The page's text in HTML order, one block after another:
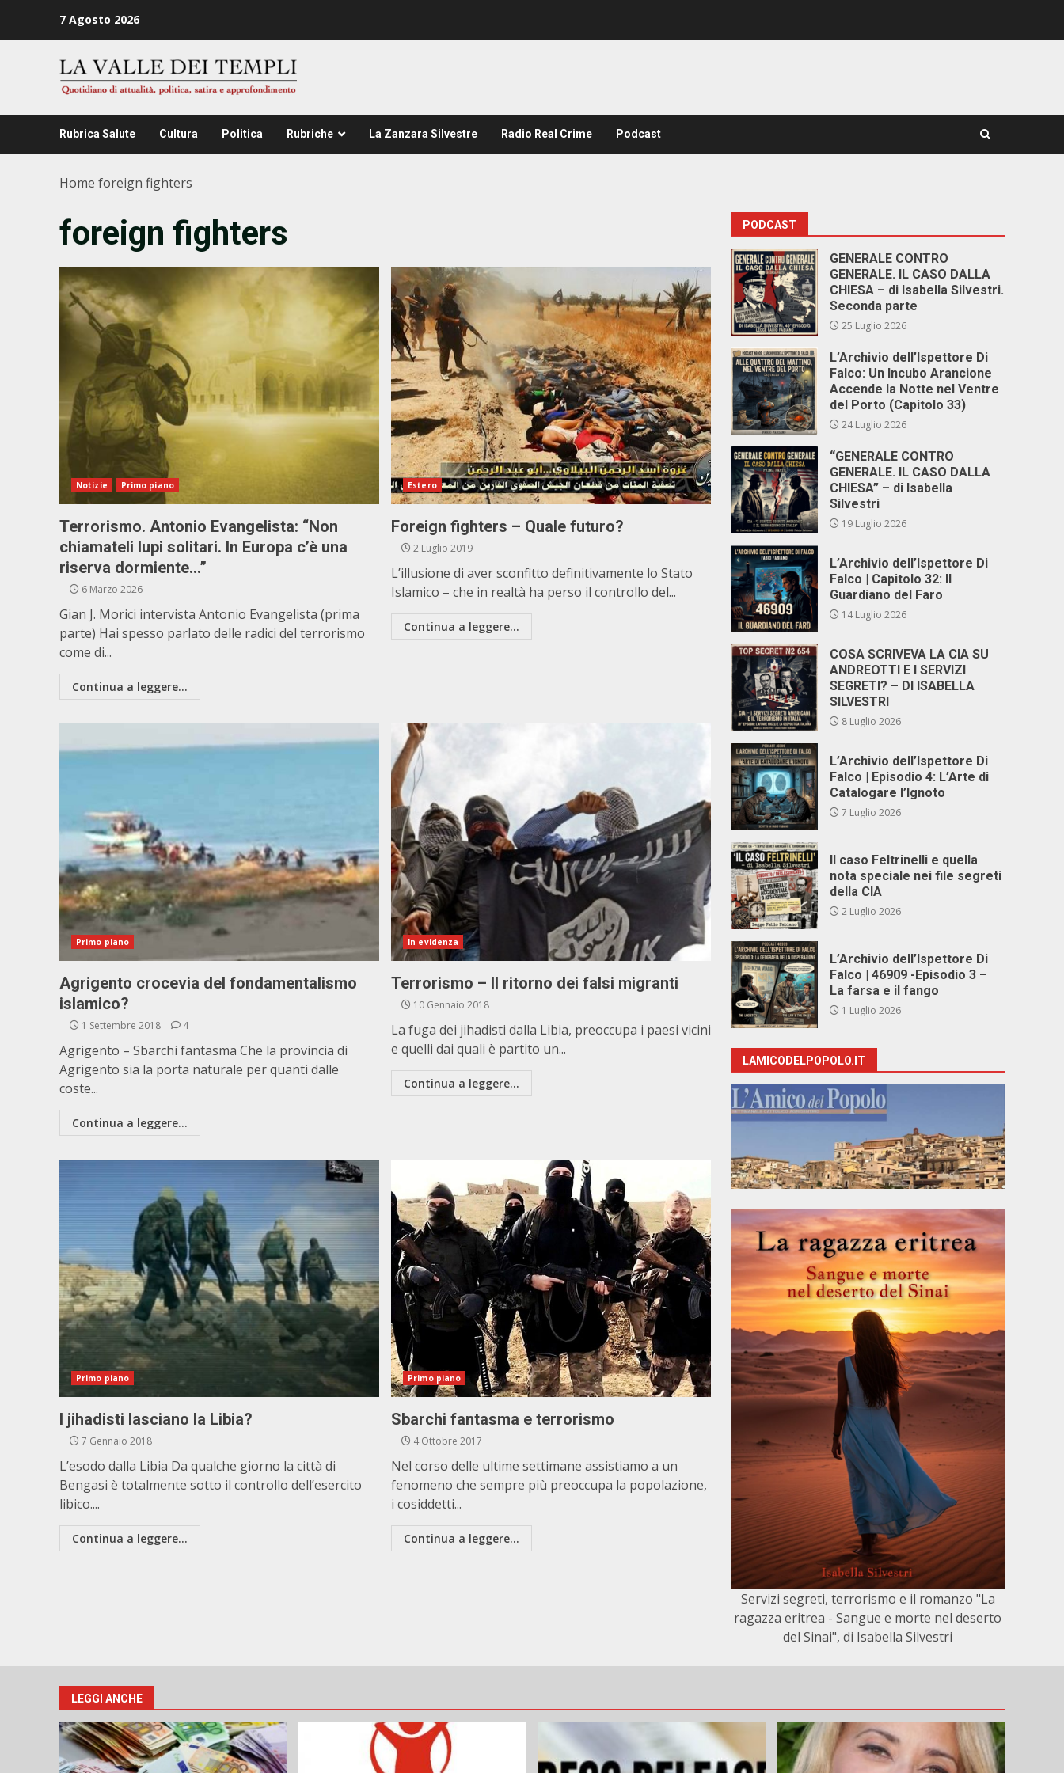
7 Agosto 2026
Rubrica Salute Cultura Politica Rubriche La Zanzara Silvestre Radio Real Crime Podcast
Home foreign fighters
foreign fighters
Notizie Primo piano
Terrorismo. Antonio Evangelista: “Non
chiamateli lupi solitari. In Europa c’è una
riserva dormiente…”
6 Marzo 2026
Gian J. Morici intervista Antonio Evangelista (prima
parte) Hai spesso parlato delle radici del terrorismo
come di...
Continua a leggere...
Estero
Foreign fighters – Quale futuro?
2 Luglio 2019
L’illusione di aver sconfitto definitivamente lo Stato
Islamico – che in realtà ha perso il controllo del...
Continua a leggere...
Primo piano
Agrigento crocevia del fondamentalismo
islamico?
1 Settembre 2018 4
Agrigento – Sbarchi fantasma Che la provincia di
Agrigento sia la porta naturale per quanti dalle
coste...
Continua a leggere...
In evidenza
Terrorismo – Il ritorno dei falsi migranti
10 Gennaio 2018
La fuga dei jihadisti dalla Libia, preoccupa i paesi vicini
e quelli dai quali è partito un...
Continua a leggere...
Primo piano
I jihadisti lasciano la Libia?
7 Gennaio 2018
L’esodo dalla Libia Da qualche giorno la città di
Bengasi è totalmente sotto il controllo dell’esercito
libico....
Continua a leggere...
Primo piano
Sbarchi fantasma e terrorismo
4 Ottobre 2017
Nel corso delle ultime settimane assistiamo a un
fenomeno che sempre più preoccupa la popolazione,
i cosiddetti...
Continua a leggere...
PODCAST
GENERALE CONTRO
GENERALE. IL CASO DALLA
CHIESA – di Isabella Silvestri.
Seconda parte
25 Luglio 2026
L’Archivio dell’Ispettore Di
Falco: Un Incubo Arancione
Accende la Notte nel Ventre
del Porto (Capitolo 33)
24 Luglio 2026
“GENERALE CONTRO
GENERALE. IL CASO DALLA
CHIESA” – di Isabella
Silvestri
19 Luglio 2026
L’Archivio dell’Ispettore Di
Falco | Capitolo 32: Il
Guardiano del Faro
14 Luglio 2026
COSA SCRIVEVA LA CIA SU
ANDREOTTI E I SERVIZI
SEGRETI? – DI ISABELLA
SILVESTRI
8 Luglio 2026
L’Archivio dell’Ispettore Di
Falco | Episodio 4: L’Arte di
Catalogare l’Ignoto
7 Luglio 2026
Il caso Feltrinelli e quella
nota speciale nei file segreti
della CIA
2 Luglio 2026
L’Archivio dell’Ispettore Di
Falco | 46909 -Episodio 3 –
La farsa e il fango
1 Luglio 2026
LAMICODELPOPOLO.IT
Servizi segreti, terrorismo e il romanzo "La
ragazza eritrea - Sangue e morte nel deserto
del Sinai", di Isabella Silvestri
LEGGI ANCHE